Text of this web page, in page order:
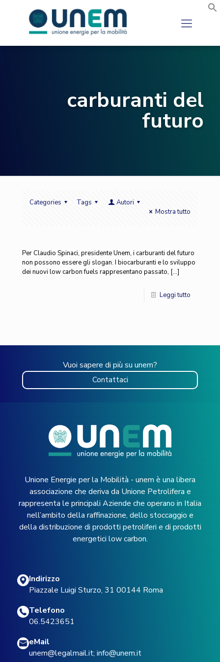
carburanti del
futuro
Categories Tags
Autori
Mostra tutto
Per Claudio Spinaci, presidente Unem, i carburanti del futuro
non possono essere gli slogan. I biocarburanti e lo sviluppo
dei nuovi low carbon fuels rappresentano passato, […]
Leggi tutto
Vuoi sapere di più su unem?
Contattaci
Unione Energie per la Mobilità - unem è una libera
associazione che deriva da Unione Petrolifera e
rappresenta le principali Aziende che operano in Italia
nell’ambito della raffinazione, dello stoccaggio e
della distribuzione di prodotti petroliferi e di prodotti
energetici low carbon.
Indirizzo
Piazzale Luigi Sturzo, 31 00144 Roma
Telefono
06.5423651
eMail
unem@legalmail.it; info@unem.it